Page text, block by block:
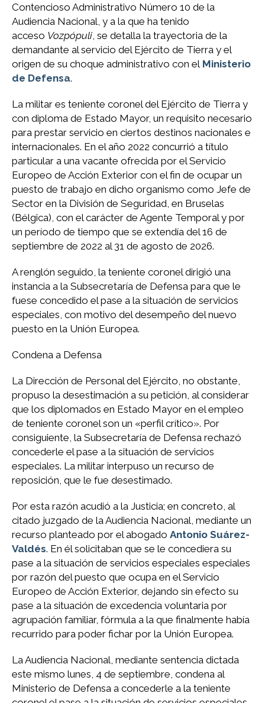
Contencioso Administrativo Número 10 de la
Audiencia Nacional, y a la que ha tenido
acceso Vozpópuli , se detalla la trayectoria de la
demandante al servicio del Ejército de Tierra y el
origen de su choque administrativo con el Ministerio
de Defensa.
La militar es teniente coronel del Ejército de Tierra y
con diploma de Estado Mayor, un requisito necesario
para prestar servicio en ciertos destinos nacionales e
internacionales. En el año 2022 concurrió a título
particular a una vacante ofrecida por el Servicio
Europeo de Acción Exterior con el fin de ocupar un
puesto de trabajo en dicho organismo como Jefe de
Sector en la División de Seguridad, en Bruselas
(Bélgica), con el carácter de Agente Temporal y por
un período de tiempo que se extendía del 16 de
septiembre de 2022 al 31 de agosto de 2026.
A renglón seguido, la teniente coronel dirigió una
instancia a la Subsecretaría de Defensa para que le
fuese concedido el pase a la situación de servicios
especiales, con motivo del desempeño del nuevo
puesto en la Unión Europea.
Condena a Defensa
La Dirección de Personal del Ejército, no obstante,
propuso la desestimación a su petición, al considerar
que los diplomados en Estado Mayor en el empleo
de teniente coronel son un «perfil crítico». Por
consiguiente, la Subsecretaría de Defensa rechazó
concederle el pase a la situación de servicios
especiales. La militar interpuso un recurso de
reposición, que le fue desestimado.
Por esta razón acudió a la Justicia; en concreto, al
citado juzgado de la Audiencia Nacional, mediante un
recurso planteado por el abogado Antonio Suárez-
Valdés. En él solicitaban que se le concediera su
pase a la situación de servicios especiales especiales
por razón del puesto que ocupa en el Servicio
Europeo de Acción Exterior, dejando sin efecto su
pase a la situación de excedencia voluntaria por
agrupación familiar, fórmula a la que finalmente había
recurrido para poder fichar por la Unión Europea.
La Audiencia Nacional, mediante sentencia dictada
este mismo lunes, 4 de septiembre, condena al
Ministerio de Defensa a concederle a la teniente